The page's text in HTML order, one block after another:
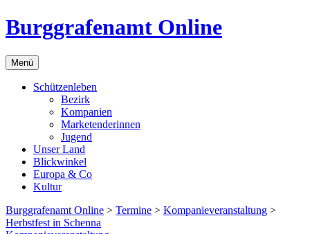
Burggrafenamt Online
Menü
Schützenleben
Bezirk
Kompanien
Marketenderinnen
Jugend
Unser Land
Blickwinkel
Europa & Co
Kultur
Burggrafenamt Online > Termine > Kompanieveranstaltung >
Herbstfest in Schenna